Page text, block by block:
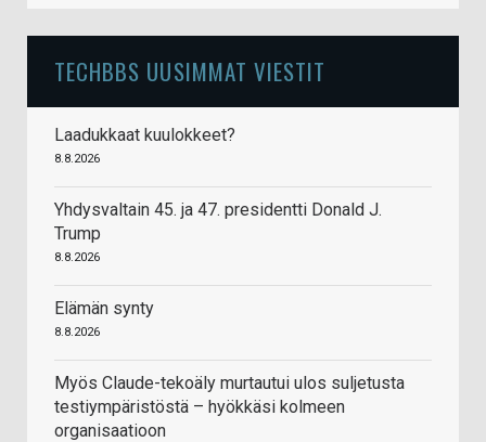
TECHBBS UUSIMMAT VIESTIT
Laadukkaat kuulokkeet?
8.8.2026
Yhdysvaltain 45. ja 47. presidentti Donald J.
Trump
8.8.2026
Elämän synty
8.8.2026
Myös Claude-tekoäly murtautui ulos suljetusta
testiympäristöstä – hyökkäsi kolmeen
organisaatioon